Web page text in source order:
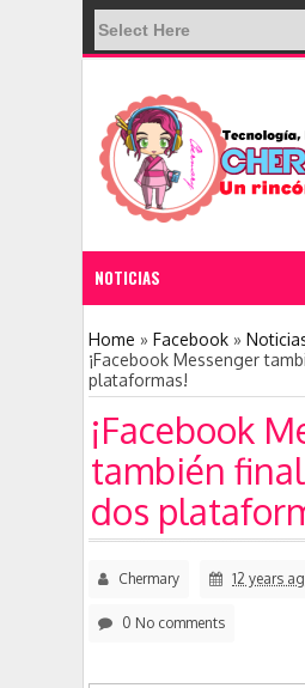
NOTICIAS
11:28 PM
Nace una nueva red social:
Home » Facebook »
¡Facebook Messenger
plataformas!
¡Facebook
también
dos
Chermary 12 years
0 No comments